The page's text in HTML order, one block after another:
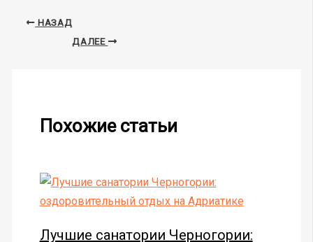
НАЗАД
ДАЛЕЕ
Похожие статьи
Лучшие санатории Черногории: